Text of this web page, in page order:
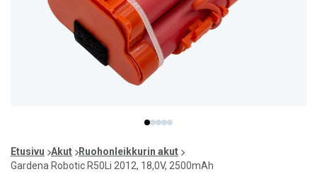
item
0
item
1
item
2
item
3
item
4
of
5
Etusivu Akut
Ruohonleikkurin akut
Gardena Robotic R50Li 2012, 18,0V, 2500mAh